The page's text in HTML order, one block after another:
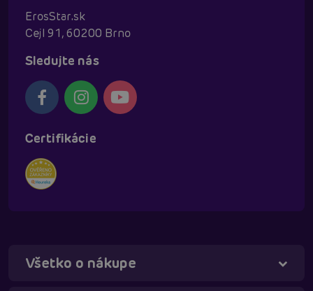
ErosStar.sk
Cejl 91, 60200 Brno
Sledujte nás
Certifikácie
Všetko o nákupe
Táňa - virtuálna asistentka